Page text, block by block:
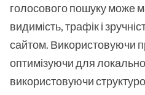
голосового пошуку може
видимість, трафік і
сайтом. Використовуючи
оптимізуючи для
використовуючи